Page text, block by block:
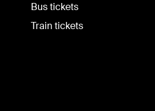
Bus tickets
Train tickets